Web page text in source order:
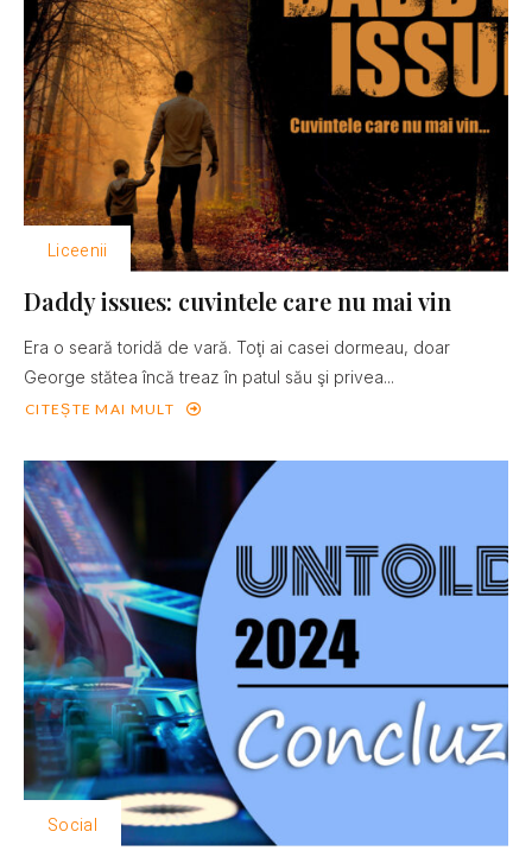
Liceenii
Daddy issues: cuvintele care nu mai vin
Era o seară toridă de vară. Toţi ai casei dormeau, doar
George stătea încă treaz în patul său şi privea...
CITEȘTE MAI MULT
Social